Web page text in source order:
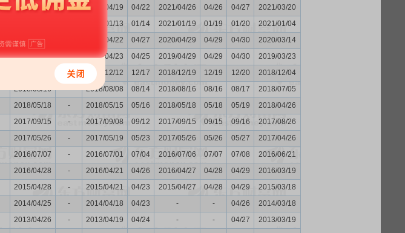
2021/04/26 - 2021/04/19 04/22 2021/04/26 04/26 04/27
2021/03/20
2021/01/13 01/14 2021/01/19 01/19 01/20
2021/01/04
2020/04/29 2020/04/22 04/27 2020/04/29 04/29 04/30
2020/03/14
2019/04/29 - 2019/04/23 04/25 2019/04/29 04/29 04/30
2019/03/23
- 2018/12/12 12/17 2018/12/19 12/19 12/20
2018/12/04
2018/08/16 - 2018/08/08 08/14 2018/08/16 08/16 08/17
2018/07/05
2018/05/18 - 2018/05/15 05/16 2018/05/18 05/18 05/19
2018/04/26
2017/09/15 - 2017/09/08 09/12 2017/09/15 09/15 09/16
2017/08/26
2017/05/26 - 2017/05/19 05/23 2017/05/26 05/26 05/27
2017/04/26
2016/07/07 - 2016/07/01 07/04 2016/07/06 07/07 07/08
2016/06/21
2016/04/28 - 2016/04/21 04/26 2016/04/27 04/28 04/29
2016/03/19
2015/04/28 - 2015/04/21 04/23 2015/04/27 04/28 04/29
2015/03/18
2014/04/25 - 2014/04/18 04/23 - - 04/26
2014/03/18
2013/04/26 - 2013/04/19 04/24 - - 04/27
2013/03/19